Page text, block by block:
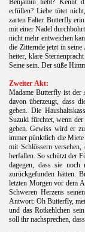
erfüllen? Liebe tötet
zarten Falter. Butterfly
mit einer Nadel
nicht mehr entweichen
die Zitternde jetzt in
heiter, klare
Seine sein. Der süße
Zweiter Akt:
Madame Butterfly ist der
davon überzeugt, dass
geben. Die
Suzuki fürchtet, wenn
geben. Gewiss wird er
immer pünktlich die
mit Schlössern
herfallen. So schützt der
dagegen, dass sie noch
zurückgefunden hätten.
letzten Morgen vor dem
Schweren Herzens
Antwort: Oh Butterfly,
und das Rotkehlchen
soll ihr nachsprechen,